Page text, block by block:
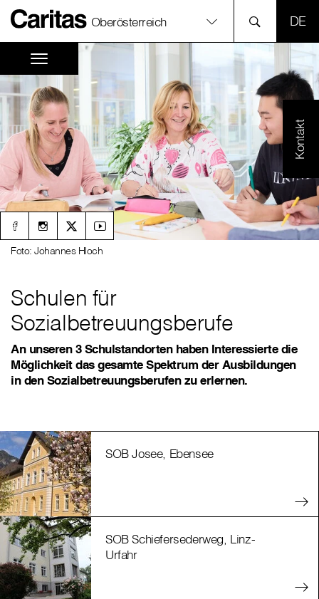
Oberösterreich
Kontakt
Schulen für
Sozialbetreuungsberufe
Foto: Johannes Hloch
An unseren 3 Schulstandorten haben Interessierte die
Möglichkeit das gesamte Spektrum der Ausbildungen
in den Sozialbetreuungsberufen zu erlernen.
SOB Josee, Ebensee
SOB Schiefersederweg, Linz-
Urfahr